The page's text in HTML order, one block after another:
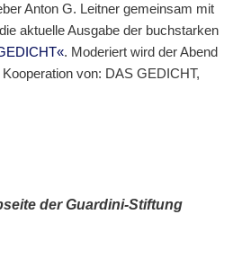
Anton G. Leitner gemeinsam mit
aktuelle Ausgabe der buchstarken
. Moderiert wird der Abend
von: DAS GEDICHT,
der Guardini-Stiftung